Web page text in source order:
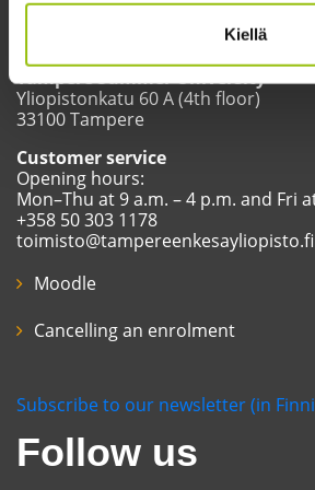
Kiellä
Tampere Summer University
Yliopistonkatu 60 A (4th floor)
33100 Tampere
Customer service
Opening hours:
Mon–Thu at 9 a.m. – 4 p.m. and Fri
+358 50 303 1178
toimisto@tampereenkesayliopisto.fi
Moodle
Cancelling an enrolment
Subscribe to our newsletter (in
Follow us